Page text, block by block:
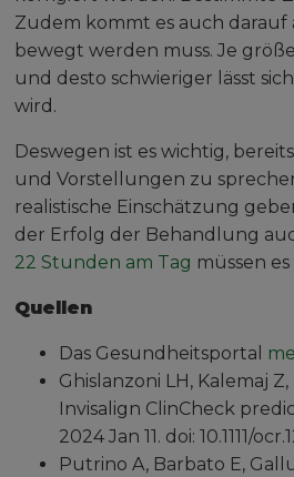
Zudem kommt es auch darauf
bewegt werden muss. Je
und desto schwieriger lässt
wird.
Deswegen ist es wichtig,
und Vorstellungen zu
realistische Einschätzung
der Erfolg der Behandlung
22 Stunden am Tag müssen
Quellen
Das Gesundheitsportal
Ghislanzoni LH, Kalemaj
Invisalign ClinCheck
2024 Jan 11. doi: 10.1111/
Putrino A, Barbato E,